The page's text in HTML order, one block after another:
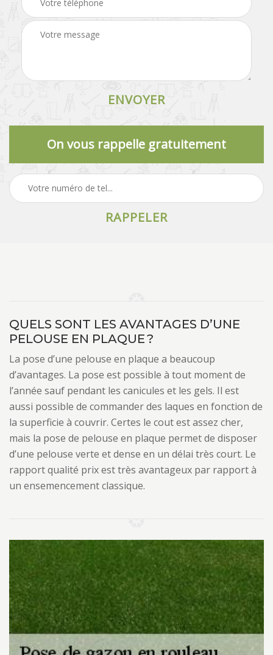
On vous rappelle gratuitement
QUELS SONT LES AVANTAGES D’UNE
PELOUSE EN PLAQUE ?
La pose d’une pelouse en plaque a beaucoup
d’avantages. La pose est possible à tout moment de
l’année sauf pendant les canicules et les gels. Il est
aussi possible de commander des laques en fonction de
la superficie à couvrir. Certes le cout est assez cher,
mais la pose de pelouse en plaque permet de disposer
d’une pelouse verte et dense en un délai très court. Le
rapport qualité prix est très avantageux par rapport à
un ensemencement classique.